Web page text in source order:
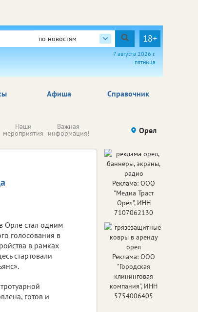
по новостям 18+
7 августа 2026 г.
пятница
Афиша Справочник
Наши
мероприятия
Важная
информация! Происшествия Здоровье
Орел
Орле стал одним
голосования в
в рамках
стартовали
готов и
Реклама: ООО
"Медиа Траст
Орёл", ИНН
7107062130
Реклама: ООО
"Городская
клининговая
компания", ИНН
5754006405